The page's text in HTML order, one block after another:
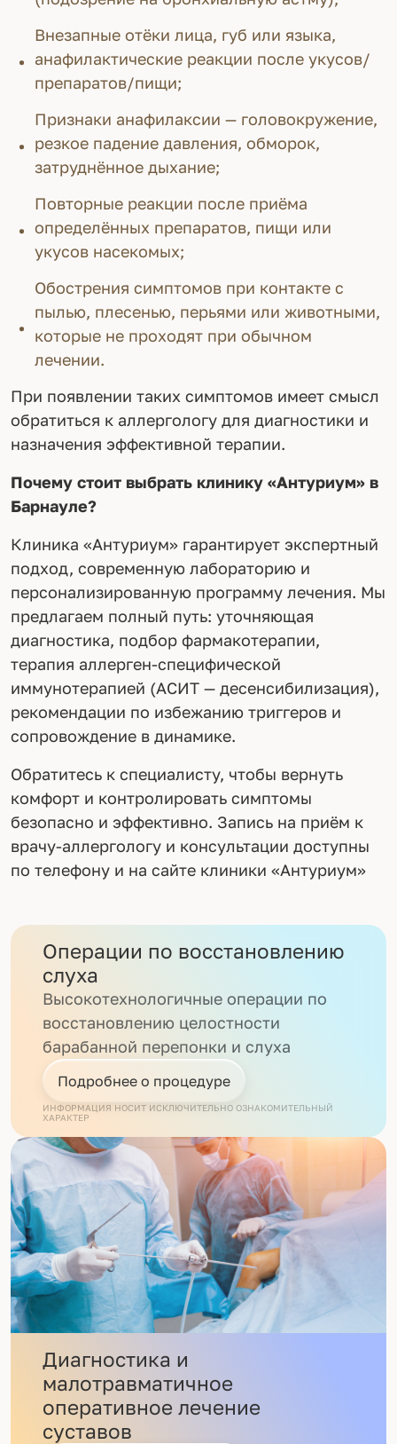
Внезапные отёки лица, губ или языка,
анафилактические реакции после укусов/
препаратов/пищи;
Признаки анафилаксии — головокружение,
резкое падение давления, обморок,
затруднённое дыхание;
Повторные реакции после приёма
определённых препаратов, пищи или
укусов насекомых;
Обострения симптомов при контакте с
пылью, плесенью, перьями или животными,
которые не проходят при обычном
лечении.
При появлении таких симптомов имеет смысл
обратиться к аллергологу для диагностики и
назначения эффективной терапии.
Почему стоит выбрать клинику «Антуриум» в
Барнауле?
Клиника «Антуриум» гарантирует экспертный
подход, современную лабораторию и
персонализированную программу лечения. Мы
предлагаем полный путь: уточняющая
диагностика, подбор фармакотерапии,
терапия аллерген-специфической
иммунотерапией (АСИТ — десенсибилизация),
рекомендации по избежанию триггеров и
сопровождение в динамике.
Обратитесь к специалисту, чтобы вернуть
комфорт и контролировать симптомы
безопасно и эффективно. Запись на приём к
врачу-аллергологу и консультации доступны
по телефону и на сайте клиники «Антуриум»
Операции по восстановлению
слуха
Высокотехнологичные операции по
восстановлению целостности
барабанной перепонки и слуха
Подробнее о процедуре
ИНФОРМАЦИЯ НОСИТ ИСКЛЮЧИТЕЛЬНО ОЗНАКОМИТЕЛЬНЫЙ
ХАРАКТЕР
Диагностика и
малотравматичное
оперативное лечение
суставов